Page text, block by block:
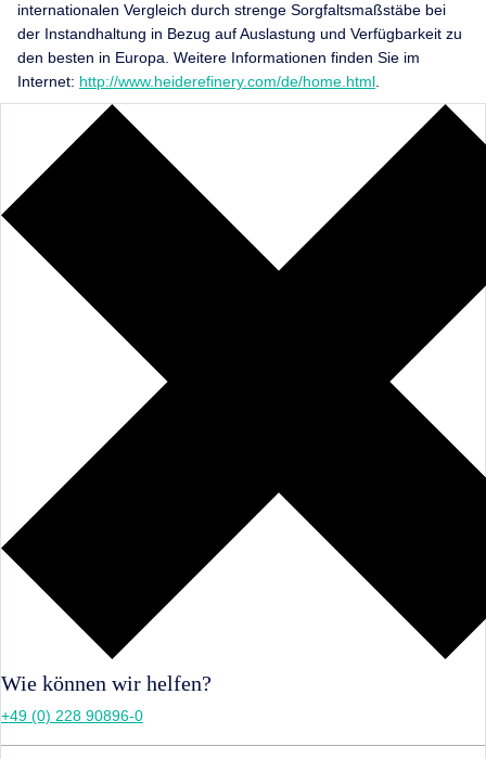
internationalen Vergleich durch strenge Sorgfaltsmaßstäbe bei
der Instandhaltung in Bezug auf Auslastung und Verfügbarkeit zu
den besten in Europa. Weitere Informationen finden Sie im
Internet: http://www.heiderefinery.com/de/home.html
Wie können wir helfen?
+49 (0) 228 90896-0